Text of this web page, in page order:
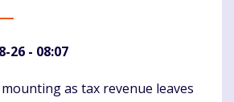
26 - 08:07
as tax revenue leaves